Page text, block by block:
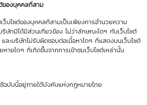
ต์ของบุคคลที่สาม
เว็บไซต์ของบุคคลที่สามเป็นเพียงการอำนวยความ
ษัทมิได้มีส่วนเกี่ยวข้อง ไม่ว่าลักษณะใดๆ กับเว็บไซต์
ละบริษัทไม่รับผิดชอบต่อเนื้อหาใดๆ ที่แสดงบนเว็บไซต์
ายใดๆ ที่เกิดขึ้นจากการเข้าชมเว็บไซต์เหล่านั้น
ช้ฉบับนี้อยู่ภายใต้บังคับแห่งกฏหมายไทย
0.01 0.01 0.01 0.01
0.01 0.01 0.01 0.01
0.01 0.01 0.01